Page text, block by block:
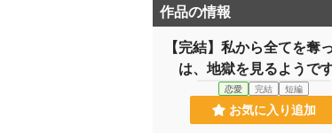
作品の情報
【完結】私から全てを奪
は、地獄を見るようです
恋愛 完結 短編
お気に入り追加